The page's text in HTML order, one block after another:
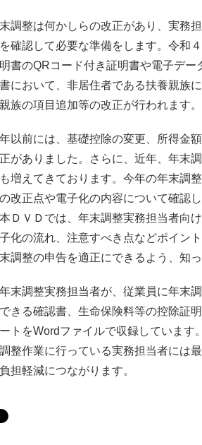
調整は何かしらの改正があり、実務
確認して必要な準備をします。令和
書のQRコード付き証明書や電子デ
において、非居住者である扶養親族
族の項目追加等の改正が行われます。
以前には、基礎控除の変更、所得金
がありました。さらに、近年、年末
増えてきております。今年の年末調
改正点や電子化の内容について確認
ＤＶＤでは、年末調整実務担当者向
化の流れ、注意すべき点などポイン
調整の申告を適正にできるよう、知
末調整実務担当者が、従業員に年末
きる確認書、生命保険料等の控除証
トをWordファイルで収録していま
整作業に行っている実務担当者には
担軽減につながります。